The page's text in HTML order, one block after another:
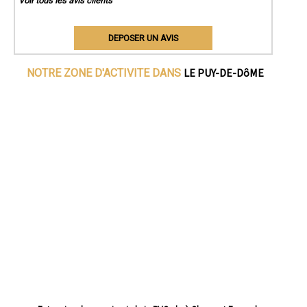
DEPOSER UN AVIS
NOTRE ZONE D'ACTIVITE DANS LE PUY-DE-DôME